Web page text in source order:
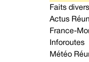
Faits divers
Actus
France-
Inforoutes
Météo